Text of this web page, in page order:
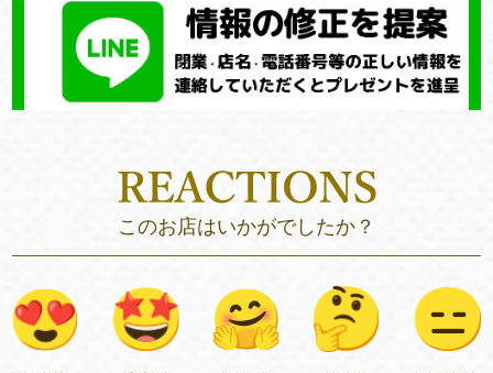
このお店はいかがでしたか？